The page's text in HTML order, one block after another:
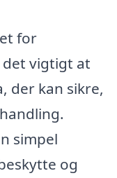
for
vigtigt at
der kan sikre,
simpel
og